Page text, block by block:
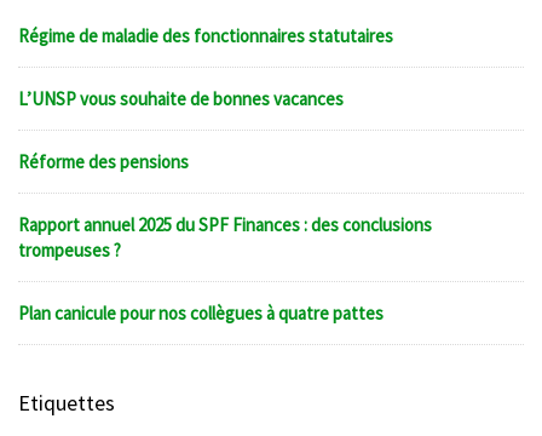
Régime de maladie des fonctionnaires statutaires
L’UNSP vous souhaite de bonnes vacances
Réforme des pensions
Rapport annuel 2025 du SPF Finances : des conclusions
trompeuses ?
Plan canicule pour nos collègues à quatre pattes
Etiquettes